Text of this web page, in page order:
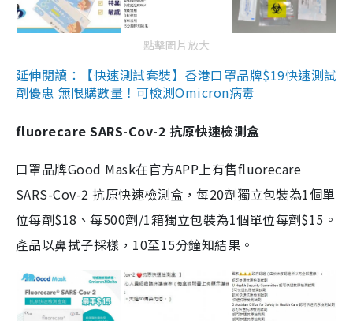
點擊圖片放大
延伸閱讀：【快速測試套裝】香港口罩品牌$19快速測試
劑優惠 無限購數量！可檢測Omicron病毒
fluorecare SARS-Cov-2 抗原快速檢測盒
口罩品牌Good Mask在官方APP上有售fluorecare
SARS-Cov-2 抗原快速檢測盒，每20劑獨立包裝為1個單
位每劑$18、每500劑/1箱獨立包裝為1個單位每劑$15。
產品以鼻拭子採樣，10至15分鐘知結果。